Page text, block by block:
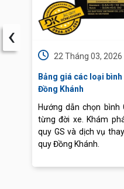
22 Tháng 03, 2026
Bảng giá các loại bình
Đồng Khánh
Hướng dẫn chọn bình
từng đời xe. Khám
quy GS và dịch vụ
quy Đồng Khánh.
‹